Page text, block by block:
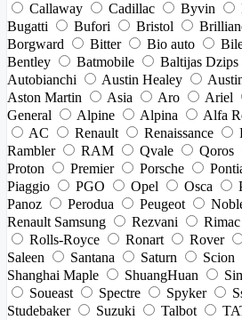
Callaway
Cadillac Byvin
Bugatti
Bufori Bristol
Borgward
Bitter Bio auto
Bentley
Batmobile Baltijas Dzips
Autobianchi
Austin Healey
Aston Martin
Asia Aro Ariel
General
Alpine Alpina Alfa
AC
Renault Renaissance
Rambler
RAM Qvale Qoros
Proton
Premier Porsche
Piaggio
PGO Opel Osca
Panoz
Perodua Peugeot
Renault Samsung
Rezvani Rimac
Rolls-Royce
Ronart Rover
Saleen
Santana Saturn Scion
Shanghai Maple
ShuangHuan
Soueast
Spectre Spyker
Studebaker
Suzuki Talbot